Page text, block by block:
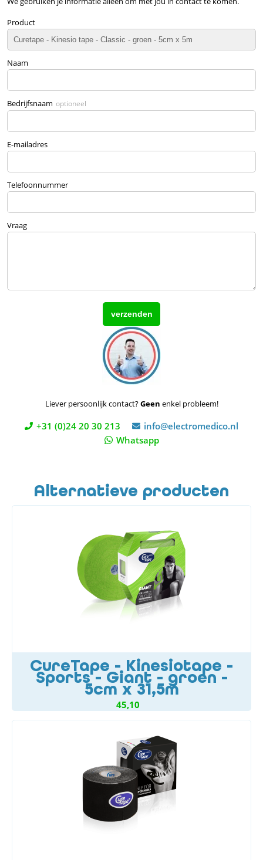
Product
Naam
Bedrijfsnaam optioneel
E-mailadres
Telefoonnummer
Vraag
Liever persoonlijk contact?Geen enkel probleem!
+31 (0)24 20 30 213
info@electromedico.nl
Whatsapp
Alternatieve producten
CureTape - Kinesiotape -
Sports - Giant - groen -
5cm x 31,5m
45,10